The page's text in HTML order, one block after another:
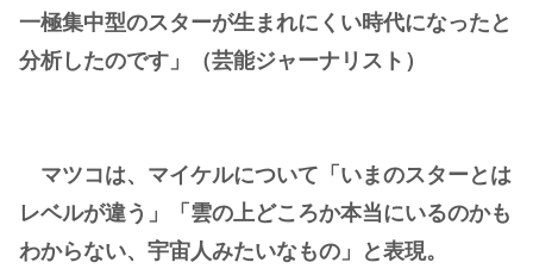
一極集中型のスターが生まれにくい時代になったと
分析したのです」（芸能ジャーナリスト）
マツコは、マイケルについて「いまのスターとは
レベルが違う」「雲の上どころか本当にいるのかも
わからない、宇宙人みたいなもの」と表現。